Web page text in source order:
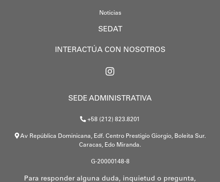
Noticias
SEDAT
INTERACTÚA CON NOSOTROS
SEDE ADMINISTRATIVA
+58 (212) 823.8201
Av República Dominicana, Edf. Centro Prestigio Giorgio, Boleita Sur.
Caracas, Edo Miranda.
G-20000148-8
Para responder alguna duda, inquietud o pregunta,